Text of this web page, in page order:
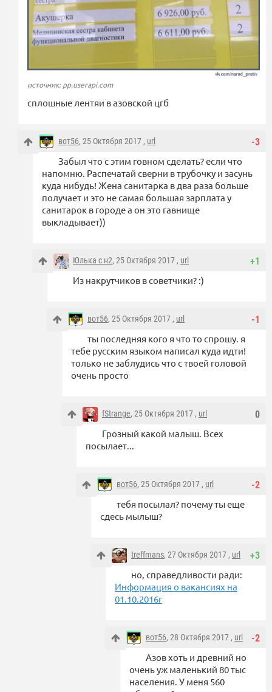
источник: pp.userapi.com
сплошные лентяи в азовской цгб
-3
вот56, 25 Октября 2017 , url
Забыл что с этим говном сделать? если что
напомню. Распечатай сверни в трубочку и засунь
куда нибудь! Жена санитарка в два раза больше
получает и это не самая большая зарплата у
санитарок в городе а он это гавнище
выкладывает))
+1
Юлька с н2, 25 Октября 2017 , url
Из накрутчиков в советчики? :)
-1
вот56, 25 Октября 2017 , url
ты последняя кого я что то спрошу. я
тебе русским языком написал куда идти!
только не заблудись что с твоей головой
очень просто
0
fStrange, 25 Октября 2017 , url
Грозный какой малыш. Всех
посылает...
-2
вот56, 25 Октября 2017 , url
тебя посылал? почему ты еще
сдесь мылыш?
+3
treffmans, 27 Октября 2017 , url
но, справедливости ради:
Информация о вакансиях на
01.10.2016г
-2
вот56, 28 Октября 2017 , url
Азов хоть и древний но
очень уж маленький 80 тыс
населения. У меня 560